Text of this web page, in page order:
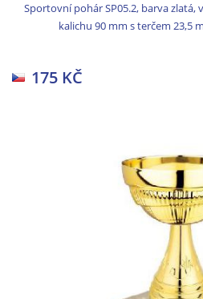
Sportovní pohár SP05.2, barva zlatá,
kalichu 90 mm s terčem 23,5
175 KČ